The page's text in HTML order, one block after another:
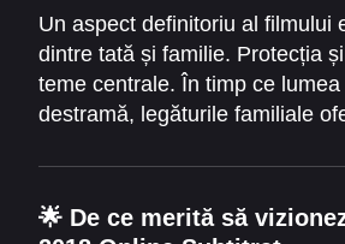
Un aspect definitoriu al filmului
dintre tată și familie. Protecția
teme centrale. În timp ce
destramă, legăturile familiale
haosul global și dinamica
povestea să fie memorabilă și
🌟 De ce merită să